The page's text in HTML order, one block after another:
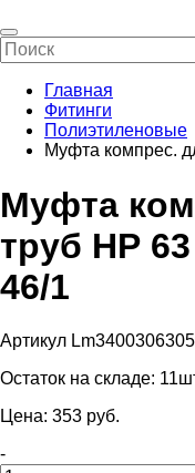
Главная
Фитинги
Полиэтиленовые
Муфта компрес.
Муфта
труб НР
46/1
Артикул
Остаток на складе:
Цена: 353 pуб.
-